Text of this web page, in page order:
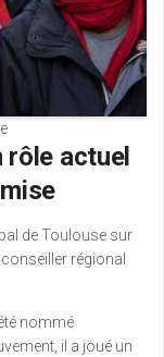
actuel
de Toulouse sur
régional
nommé
il a joué un